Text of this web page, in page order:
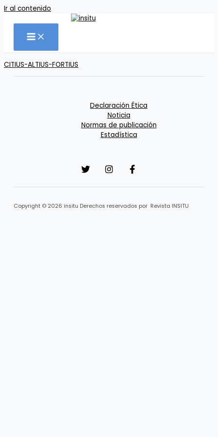
Ir al contenido
CITIUS-ALTIUS-FORTIUS
Declaración Ética
Noticia
Normas de publicación
Estadística
Copyright © 2026 insitu Derechos reservados por Revista INSITU